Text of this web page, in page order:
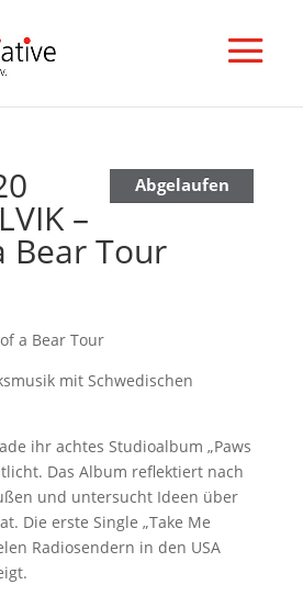
Abgelaufen
–
Bear Tour
a Bear Tour
mit Schwedischen
ihr achtes Studioalbum „Paws
Das Album reflektiert nach
und untersucht Ideen über
Die erste Single „Take Me
Radiosendern in den USA